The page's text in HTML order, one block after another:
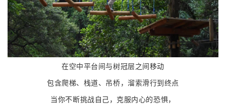
在空中平台间与树冠层之间移动
包含爬梯、栈道、吊桥，溜索滑行到终点
当你不断挑战自己， 克服内心的恐惧，